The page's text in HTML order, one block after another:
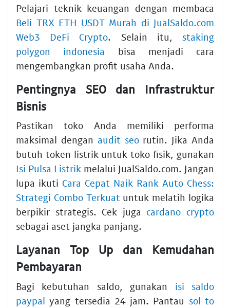
Pelajari teknik keuangan dengan membaca
Beli TRX ETH USDT Murah di JualSaldo.com
Web3 DeFi Crypto. Selain itu,staking
polygon indonesia bisa menjadi cara
mengembangkan profit usaha Anda.
Pentingnya SEO dan Infrastruktur
Bisnis
Pastikan toko Anda memiliki performa
maksimal dengan audit seorutin. Jika Anda
butuh token listrik untuk toko fisik, gunakan
Isi Pulsa Listrik melalui JualSaldo.com. Jangan
lupa ikuti Cara Cepat Naik Rank Auto Chess:
Strategi Combo Terkuat untuk melatih logika
berpikir strategis. Cek juga cardano crypto
sebagai aset jangka panjang.
Layanan Top Up dan Kemudahan
Pembayaran
Bagi kebutuhan saldo, gunakan isi saldo
paypal yang tersedia 24 jam. Pantau sol to